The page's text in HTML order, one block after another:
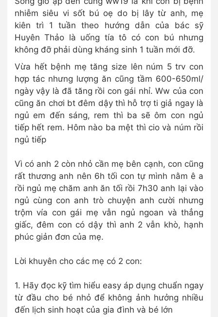
nhiễm siêu vi sốt bú oẹ do bị lây từ anh, mẹ
kiên trì 1 tuần theo hướng dẫn của bác sỹ
Huyên Thảo là uống tía tô có con bú nhưng
không đỡ phải dùng kháng sinh 1 tuần mới đỡ.
Vừa hết bệnh mẹ tăng size lên núm 5 trv con
hợp tác nhưng lượng ăn cũng tầm 600-650ml/
ngày vậy là đã tăng rồi con gái nhỉ. Ww của con
cũng ăn chơi bt đêm dậy thì hỗ trợ ti giả ngay là
ngủ em đến sáng, rem thì ba sẽ ôm con ngủ
tiếp hết rem. Hôm nào ba mệt thì cio và núm rồi
ngủ tiếp
Vì có anh 2 còn nhỏ cần mẹ bên cạnh, con cũng
rất thương anh nên 6h tối con tự mình nằm ê a
rồi ngủ mẹ chăm anh ăn tối rồi 7h30 anh lại vào
ngủ cùng con anh trò chuyện anh cười nhưng
trộm vía con gái mẹ vẫn ngủ ngoan và thẳng
giấc, đêm con có dậy thì anh 2 vẫn khò, hạnh
phúc giản đơn của mẹ.
Lời khuyên cho các mẹ có 2 con:
1. Hãy đọc kỹ tìm hiểu easy áp dụng chuẩn ngay
từ đầu cho bé nhỏ để không ảnh hưởng nhiều
đến lịch sinh hoạt của gia đình và bé lớn